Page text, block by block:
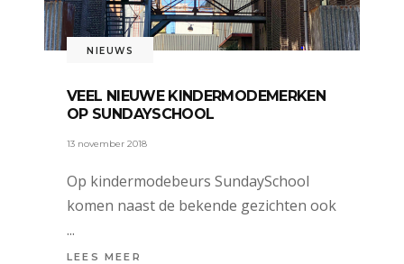
NIEUWS
VEEL NIEUWE KINDERMODEMERKEN
OP SUNDAYSCHOOL
13 november 2018
Op kindermodebeurs SundaySchool
komen naast de bekende gezichten ook
LEES MEER